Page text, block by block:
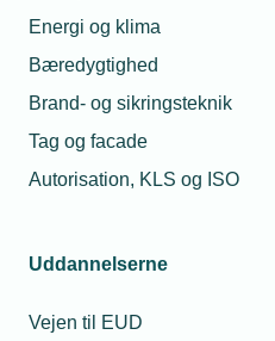
Energi og klima
Bæredygtighed
Brand- og sikringsteknik
Tag og facade
Autorisation, KLS og ISO
Uddannelserne
Vejen til EUD
Opkøb Medlemsvirksomhed
Relaterede nyheder
25. nov. 2021
voldsomt i
Nordjylland